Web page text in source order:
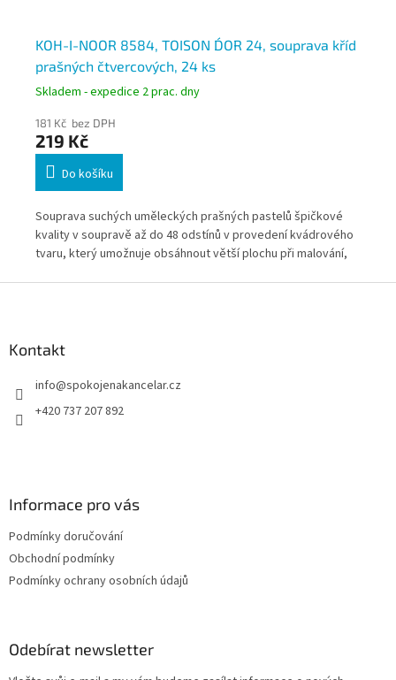
KOH-I-NOOR 8584, TOISON D´OR 24, souprava kříd
prašných čtvercových, 24 ks
Skladem - expedice 2 prac. dny
181 Kč bez DPH
219 Kč
Do košíku
Souprava suchých uměleckých prašných pastelů špičkové
kvality v soupravě až do 48 odstínů v provedení kvádrového
tvaru, který umožnuje obsáhnout větší plochu při malování,
Kontakt
info@spokojenakancelar.cz
+420 737 207 892
Informace pro vás
Podmínky doručování
Obchodní podmínky
Podmínky ochrany osobních údajů
Odebírat newsletter